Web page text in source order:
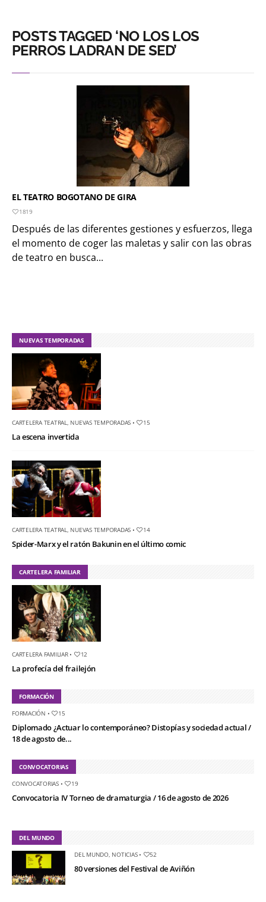
POSTS TAGGED ‘NO LOS LOS
PERROS LADRAN DE SED’
EL TEATRO BOGOTANO DE GIRA
1819
Después de las diferentes gestiones y esfuerzos, llega
el momento de coger las maletas y salir con las obras
de teatro en busca...
NUEVAS TEMPORADAS
CARTELERA TEATRAL NUEVAS TEMPORADAS • 15
La escena invertida
CARTELERA TEATRAL NUEVAS TEMPORADAS • 14
Spider-Marx y el ratón Bakunin en el último comic
CARTELERA FAMILIAR
CARTELERA FAMILIAR• 12
La profecía del frailejón
FORMACIÓN
FORMACIÓN • 15
Diplomado ¿Actuar lo contemporáneo? Distopías y sociedad actual /
18 de agosto de...
CONVOCATORIAS
CONVOCATORIAS• 19
Convocatoria IV Torneo de dramaturgia / 16 de agosto de 2026
DEL MUNDO
DEL MUNDO, NOTICIAS• 52
80 versiones del Festival de Aviñón